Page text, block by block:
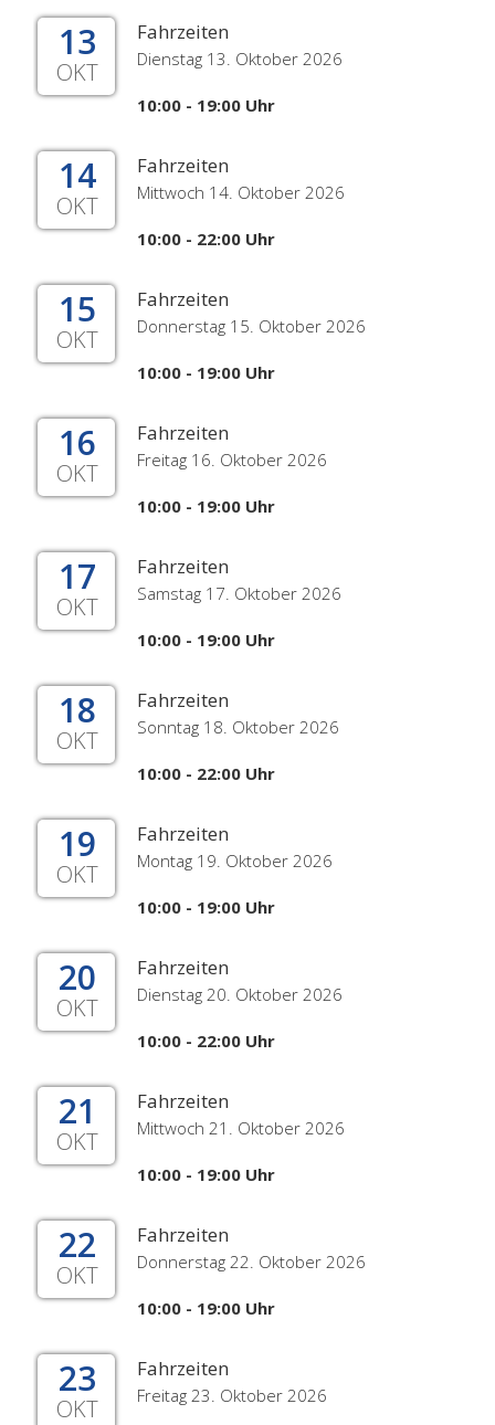
13
OKT
Fahrzeiten
Dienstag 13. Oktober 2026
10:00 - 19:00 Uhr
14
OKT
Fahrzeiten
Mittwoch 14. Oktober 2026
10:00 - 22:00 Uhr
15
OKT
Fahrzeiten
Donnerstag 15. Oktober 2026
10:00 - 19:00 Uhr
16
OKT
Fahrzeiten
Freitag 16. Oktober 2026
10:00 - 19:00 Uhr
17
OKT
Fahrzeiten
Samstag 17. Oktober 2026
10:00 - 19:00 Uhr
18
OKT
Fahrzeiten
Sonntag 18. Oktober 2026
10:00 - 22:00 Uhr
19
OKT
Fahrzeiten
Montag 19. Oktober 2026
10:00 - 19:00 Uhr
20
OKT
Fahrzeiten
Dienstag 20. Oktober 2026
10:00 - 22:00 Uhr
21
OKT
Fahrzeiten
Mittwoch 21. Oktober 2026
10:00 - 19:00 Uhr
22
OKT
Fahrzeiten
Donnerstag 22. Oktober 2026
10:00 - 19:00 Uhr
23
OKT
Fahrzeiten
Freitag 23. Oktober 2026